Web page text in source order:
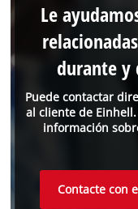
Puede contactar
al cliente de
información
Le
durante y
Contacte con